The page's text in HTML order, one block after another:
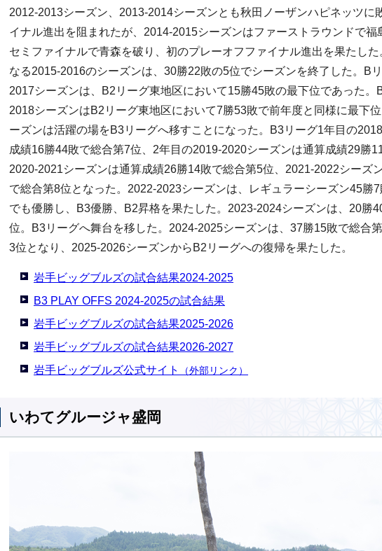
2012-2013シーズン、2013-2014シーズンとも秋田ノーザンハピネッツに
イナル進出を阻まれたが、2014-2015シーズンはファーストラウンドで福
セミファイナルで青森を破り、初のプレーオフファイナル進出を果たし
なる2015-2016のシーズンは、30勝22敗の5位でシーズンを終了した。B
2017シーズンは、B2リーグ東地区において15勝45敗の最下位であった。
2018シーズンはB2リーグ東地区において7勝53敗で前年度と同様に最下
ーズンは活躍の場をB3リーグへ移すことになった。B3リーグ1年目の
成績16勝44敗で総合第7位、2年目の2019-2020シーズンは通算成績29勝
2020-2021シーズンは通算成績26勝14敗で総合第5位、2021-2022シーズ
で総合第8位となった。2022-2023シーズンは、レギュラーシーズン45勝
でも優勝し、B3優勝、B2昇格を果たした。2023-2024シーズンは、20勝
位。B3リーグへ舞台を移した。2024-2025シーズンは、37勝15敗で総合
3位となり、2025-2026シーズンからB2リーグへの復帰を果たした。
岩手ビッグブルズの試合結果2024-2025
B3 PLAY OFFS 2024-2025の試合結果
岩手ビッグブルズの試合結果2025-2026
岩手ビッグブルズの試合結果2026-2027
岩手ビッグブルズ公式サイト
（外部リンク）
いわてグルージャ盛岡